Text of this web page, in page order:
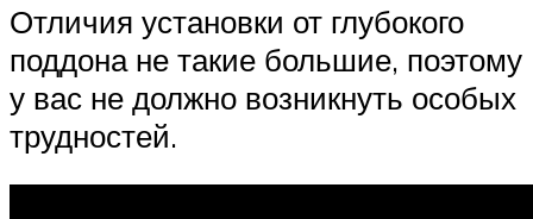
Отличия установки от глубокого
поддона не такие большие, поэтому
у вас не должно возникнуть особых
трудностей.